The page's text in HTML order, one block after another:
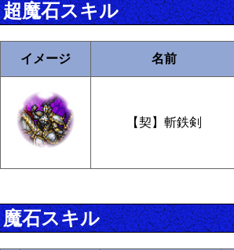
超魔石スキル
イメージ 名前
【契】斬鉄剣
魔石スキル